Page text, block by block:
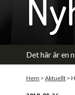
Det här är en
Hem > Aktuellt >